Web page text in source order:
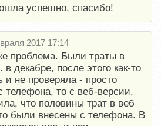
успешно, спасибо!
2017 17:14
проблема. Были траты в
декабре, после этого как-то
и не проверяла - просто
телефона, то с веб-версии.
что половины трат в веб
были внесены с телефона. В